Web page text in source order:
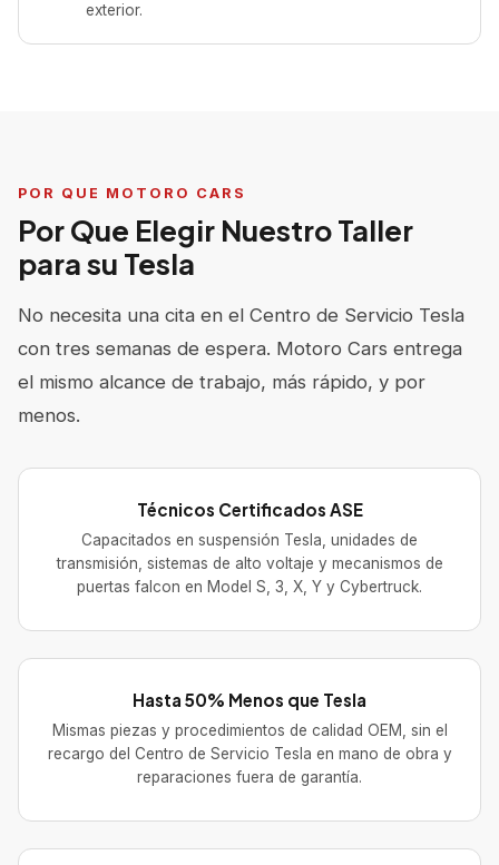
exterior.
POR QUE MOTORO CARS
Por Que Elegir Nuestro Taller
para su Tesla
No necesita una cita en el Centro de Servicio Tesla
con tres semanas de espera. Motoro Cars entrega
el mismo alcance de trabajo, más rápido, y por
menos.
Técnicos Certificados ASE
Capacitados en suspensión Tesla, unidades de
transmisión, sistemas de alto voltaje y mecanismos de
puertas falcon en Model S, 3, X, Y y Cybertruck.
Hasta 50% Menos que Tesla
Mismas piezas y procedimientos de calidad OEM, sin el
recargo del Centro de Servicio Tesla en mano de obra y
reparaciones fuera de garantía.